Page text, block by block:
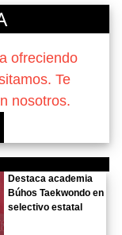
ofreciendo
Te
nosotros.
Destaca academia
Búhos Taekwondo en
selectivo estatal